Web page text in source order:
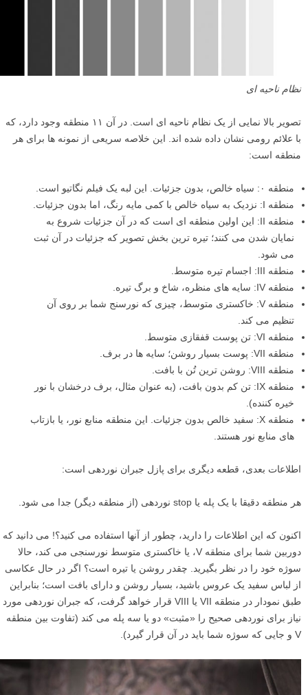
نظام ناحیه ای
تصویر بالا نمایی از یک نظام ناحیه ای است. در آن ۱۱ منطقه وجود دارد، که
با علائم رومی نشان داده شده اند. این خلاصه سریعی از نمونه ها برای هر
منطقه است:
منطقه ۰: سیاه خالص، بدون جزئیات. این لبه یک فیلم نگاتیو است.
منطقه I: نزدیک به سیاه خالص با کمی مایه رنگ، اما بدون جزئیات.
منطقه II: این اولین منطقه ای است که در آن جزئیات شروع به
نمایان شدن می کنند؛ تیره ترین بخش تصویر که جزئیات در آن ثبت
می شود.
منطقه III: اجسام تیره متوسط.
منطقه IV: سایه های منظره، شاخ و برگ تیره.
منطقه V: خاکستری متوسط، چیزی که نورسنج شما بر روی آن
تنظیم می کند.
منطقه VI: تن پوست قفقازی متوسط.
منطقه VII: پوست بسیار روشن؛ سایه ها در برف.
منطقه VIII: روشن ترین تُن با بافت.
منطقه IX: تن کم بدون بافت، (به عنوان مثال، برف درخشان با نور
خیره کننده).
منطقه X: سفید خالص بدون جزئیات. این منطقه منابع نور، یا بازتاب
های منابع نور هستند.
اطلاعات بعدی، قطعه دیگری برای پازل جبران نوردهی است:
هر منطقه دقیقا با یک پله یا stop نوردهی (از منطقه دیگر) جدا می شود.
اکنون که این اطلاعات را دارید، چطور از آنها استفاده می کنید؟! می دانید که
دوربین شما برای منطقه V، یا خاکستری متوسط نورسنجی می کند، حالا
سوژه خود را در نظر بگیرید. چقدر روشن یا تیره است؟ اگر در حال عکاسی
از لباس سفید یک عروس باشید، بسیار روشن و دارای بافت است؛ بنابراین
طبق نمودار در منطقه VII یا VIII قرار خواهد گرفت، که جبران نوردهی مورد
نیاز برای نوردهی صحیح را «مثبت» دو یا سه پله می کند (تفاوت بین منطقه
V و جایی که سوژه شما باید در آن قرار گیرد).